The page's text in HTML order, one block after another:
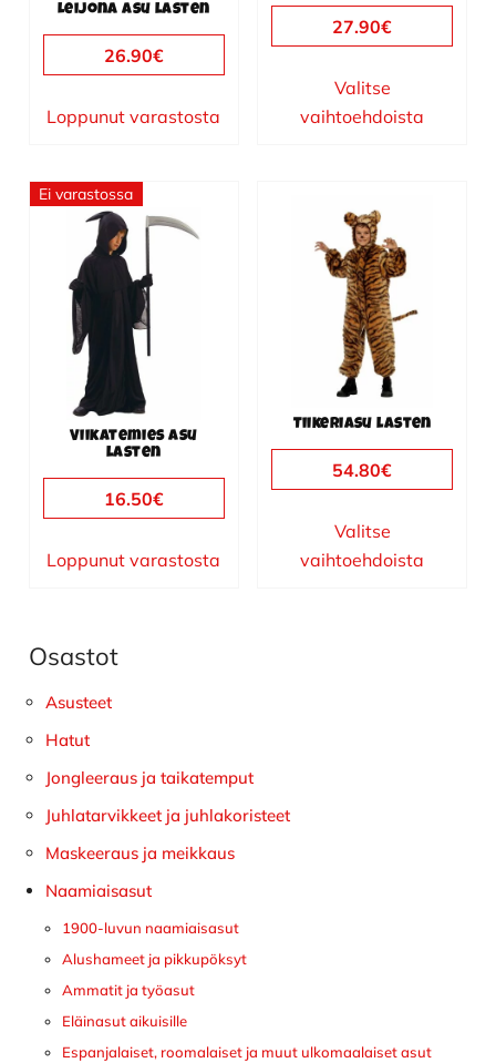
Leijona asu lasten
26.90€
Loppunut varastosta
27.90€
Valitse
vaihtoehdoista
Ei varastossa
Viikatemies asu
lasten
16.50€
Loppunut varastosta
Tällä
tuotteella
useampi
muunnelma.
Voit
tehdä
valinnat
tuotteen
Tiikeriasu lasten
54.80€
Valitse
vaihtoehdoista
tuotteella
muunnelma.
Ensisijainen
sivupalkki
Osastot
Asusteet
Hatut
Jongleeraus ja taikatemput
Juhlatarvikkeet ja juhlakoristeet
Maskeeraus ja meikkaus
Naamiaisasut
1900-luvun naamiaisasut
Alushameet ja pikkupöksyt
Ammatit ja työasut
Eläinasut aikuisille
Espanjalaiset, roomalaiset ja muut ulkomaalaiset asut